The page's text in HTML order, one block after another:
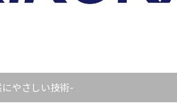
やさしい技術-